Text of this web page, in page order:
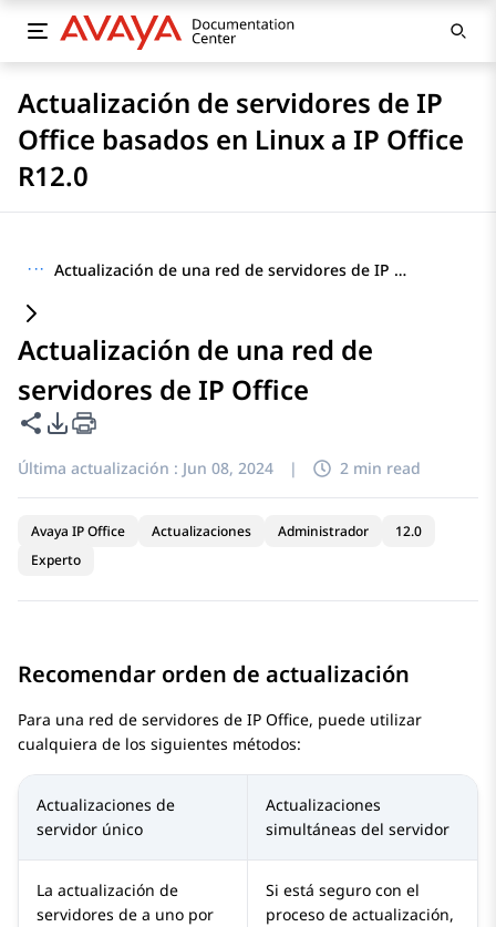
Actualización de servidores de IP
Office basados en Linux a IP Office
R12.0
··· Actualización de una red de servidores de IP Office
Actualización de una red de
servidores de IP Office
Compartir esta página
Opciones de exportación de PDF
Última actualización : Jun 08, 2024 | 2 min read
Avaya IP Office Actualizaciones Administrador
12.0
Experto
Recomendar orden de actualización
Para una red de servidores de IP Office, puede utilizar
cualquiera de los siguientes métodos:
Actualizaciones de
servidor único
Actualizaciones
simultáneas del servidor
La actualización de
servidores de a uno por
Si está seguro con el
proceso de actualización,